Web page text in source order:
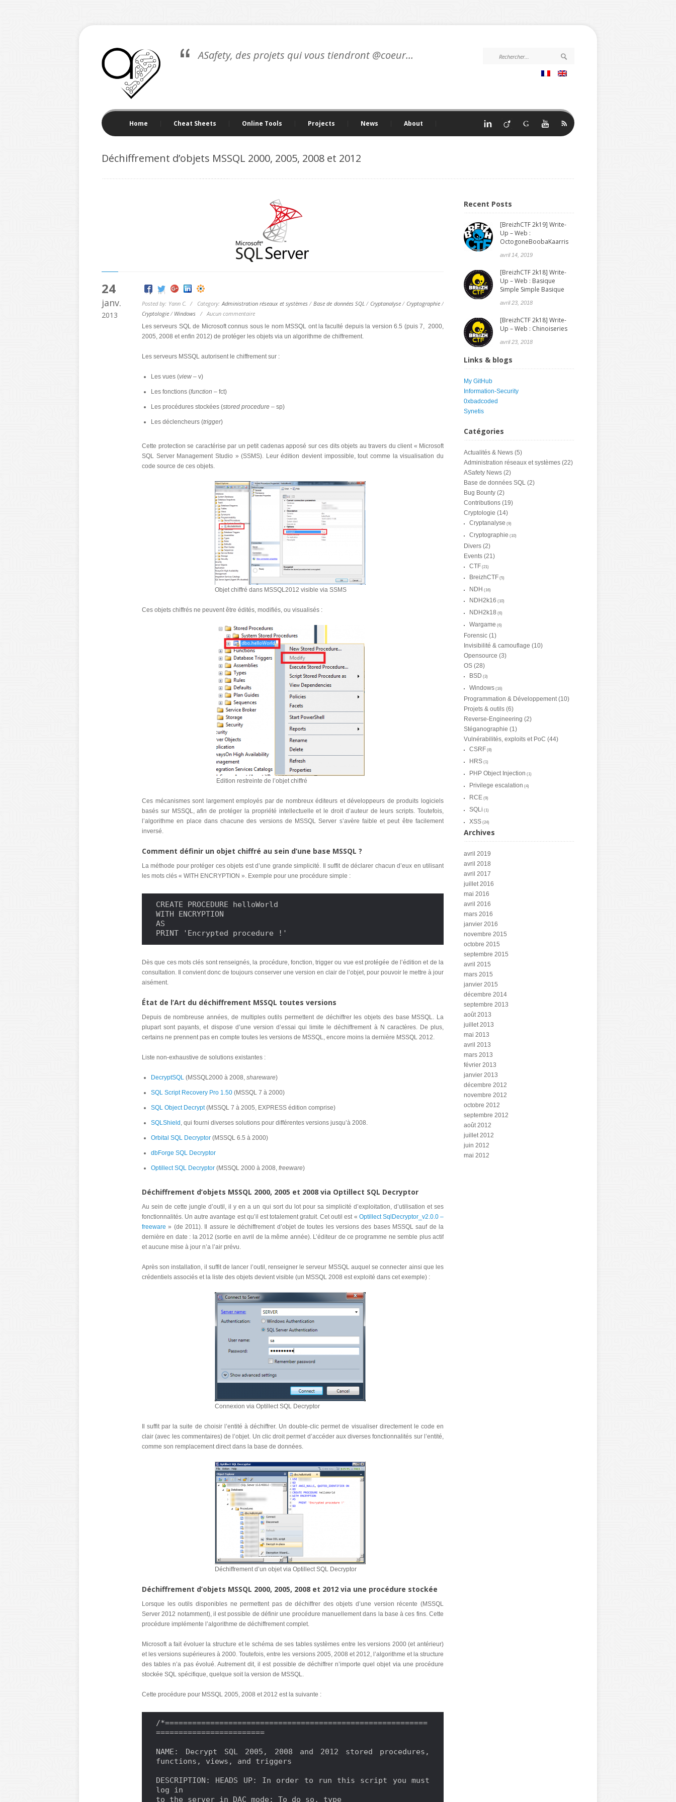
ASafety, des projets qui vous tiendront @coeur…
Home Cheat Sheets Online Tools Projects News About
Déchiffrement d’objets MSSQL 2000, 2005, 2008 et 2012
24
janv.
2013
Posted by: Yann C. / Category:Administration réseaux et systèmes/ Base de données SQL/ Cryptanalyse/ Cryptographie/
Cryptologie / Windows /Aucun commentaire
Les serveurs SQL de Microsoft connus sous le nom MSSQL ont la faculté depuis la version 6.5 (puis 7, 2000,
2005, 2008 et enfin 2012) de protéger les objets via un algorithme de chiffrement.
Les serveurs MSSQL autorisent le chiffrement sur :
Les vues (view – v)
Les fonctions (function – fct)
Les procédures stockées (stored procedure – sp)
Les déclencheurs (trigger)
Cette protection se caractérise par un petit cadenas apposé sur ces dits objets au travers du client « Microsoft
SQL Server Management Studio » (SSMS). Leur édition devient impossible, tout comme la visualisation du
code source de ces objets.
Objet chiffré dans MSSQL2012 visible via SSMS
Ces objets chiffrés ne peuvent être édités, modifiés, ou visualisés :
Edition restreinte de l’objet chiffré
Ces mécanismes sont largement employés par de nombreux éditeurs et développeurs de produits logiciels
basés sur MSSQL, afin de protéger la propriété intellectuelle et le droit d’auteur de leurs scripts. Toutefois,
l’algorithme en place dans chacune des versions de MSSQL Server s’avère faible et peut être facilement
inversé.
Comment définir un objet chiffré au sein d’une base MSSQL ?
La méthode pour protéger ces objets est d’une grande simplicité. Il suffit de déclarer chacun d’eux en utilisant
les mots clés « WITH ENCRYPTION ». Exemple pour une procédure simple :
CREATE PROCEDURE helloWorld
WITH ENCRYPTION
AS
PRINT 'Encrypted procedure !'
Dès que ces mots clés sont renseignés, la procédure, fonction, trigger ou vue est protégée de l’édition et de la
consultation. Il convient donc de toujours conserver une version en clair de l’objet, pour pouvoir le mettre à jour
aisément.
État de l’Art du déchiffrement MSSQL toutes versions
Depuis de nombreuse années, de multiples outils permettent de déchiffrer les objets des base MSSQL. La
plupart sont payants, et dispose d’une version d’essai qui limite le déchiffrement à N caractères. De plus,
certains ne prennent pas en compte toutes les versions de MSSQL, encore moins la dernière MSSQL 2012.
Liste non-exhaustive de solutions existantes :
DecryptSQL (MSSQL2000 à 2008, shareware)
SQL Script Recovery Pro 1.50 (MSSQL 7 à 2000)
SQL Object Decrypt(MSSQL 7 à 2005, EXPRESS édition comprise)
SQLShield , qui fourni diverses solutions pour différentes versions jusqu’à 2008.
Orbital SQL Decryptor (MSSQL 6.5 à 2000)
dbForge SQL Decryptor
Optillect SQL Decryptor (MSSQL 2000 à 2008, freeware)
Déchiffrement d’objets MSSQL 2000, 2005 et 2008 via Optillect SQL Decryptor
Au sein de cette jungle d’outil, il y en a un qui sort du lot pour sa simplicité d’exploitation, d’utilisation et ses
fonctionnalités. Un autre avantage est qu’il est totalement gratuit. Cet outil est « Optillect SqlDecryptor_v2.0.0 –
freeware » (de 2011). Il assure le déchiffrement d’objet de toutes les versions des bases MSSQL sauf de la
dernière en date : la 2012 (sortie en avril de la même année). L’éditeur de ce programme ne semble plus actif
et aucune mise à jour n’a l’air prévu.
Après son installation, il suffit de lancer l’outil, renseigner le serveur MSSQL auquel se connecter ainsi que les
crédentiels associés et la liste des objets devient visible (un MSSQL 2008 est exploité dans cet exemple) :
Connexion via Optillect SQL Decryptor
Il suffit par la suite de choisir l’entité à déchiffrer. Un double-clic permet de visualiser directement le code en
clair (avec les commentaires) de l’objet. Un clic droit permet d’accéder aux diverses fonctionnalités sur l’entité,
comme son remplacement direct dans la base de données.
Déchiffrement d’un objet via Optillect SQL Decryptor
Déchiffrement d’objets MSSQL 2000, 2005, 2008 et 2012 via une procédure stockée
Lorsque les outils disponibles ne permettent pas de déchiffrer des objets d’une version récente (MSSQL
Server 2012 notamment), il est possible de définir une procédure manuellement dans la base à ces fins. Cette
procédure implémente l’algorithme de déchiffrement complet.
Microsoft a fait évoluer la structure et le schéma de ses tables systèmes entre les versions 2000 (et antérieur)
et les versions supérieures à 2000. Toutefois, entre les versions 2005, 2008 et 2012, l’algorithme et la structure
des tables n’a pas évolué. Autrement dit, il est possible de déchiffrer n’importe quel objet via une procédure
stockée SQL spécifique, quelque soit la version de MSSQL.
Cette procédure pour MSSQL 2005, 2008 et 2012 est la suivante :
/*==========================================================
========================
NAME: Decrypt SQL 2005, 2008 and 2012 stored procedures,
functions, views, and triggers
DESCRIPTION: HEADS UP: In order to run this script you must
log in
to the server in DAC mode: To do so, type
Recent Posts
[BreizhCTF 2k19] Write-
Up – Web :
OctogoneBoobaKaarris
avril 14, 2019
[BreizhCTF 2k18] Write-
Up – Web : Basique
Simple Simple Basique
avril 23, 2018
[BreizhCTF 2k18] Write-
Up – Web : Chinoiseries
avril 23, 2018
Links & blogs
My GitHub
Information-Security
0xbadcoded
Synetis
Catégories
Actualités & News (5)
Administration réseaux et systèmes (22)
ASafety News (2)
Base de données SQL (2)
Bug Bounty (2)
Contributions (19)
Cryptologie (14)
Cryptanalyse (9)
Cryptographie (10)
Divers (2)
Events (21)
CTF (21)
BreizhCTF (5)
NDH (16)
NDH2k16 (10)
NDH2k18 (6)
Wargame (6)
Forensic (1)
Invisibilité & camouflage (10)
Opensource (3)
OS (28)
BSD (3)
Windows (16)
Programmation & Développement(10)
Projets & outils (6)
Reverse-Engineering (2)
Stéganographie (1)
Vulnérabilités, exploits et PoC (44)
CSRF (8)
HRS (1)
PHP Object Injection (1)
Privilege escalation (4)
RCE (9)
SQLi (1)
XSS (24)
Archives
avril 2019
avril 2018
avril 2017
juillet 2016
mai 2016
avril 2016
mars 2016
janvier 2016
novembre 2015
octobre 2015
septembre 2015
avril 2015
mars 2015
janvier 2015
décembre 2014
septembre 2013
août 2013
juillet 2013
mai 2013
avril 2013
mars 2013
février 2013
janvier 2013
décembre 2012
novembre 2012
octobre 2012
septembre 2012
août 2012
juillet 2012
juin 2012
mai 2012